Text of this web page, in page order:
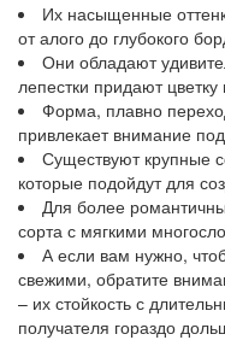
Их насыщенные
от алого до глубокого
Они обладают
лепестки придают
Форма, плавно
привлекает внимание
Существуют крупные
которые подойдут для
Для более
сорта с мягкими
А если вам нужно,
свежими, обратите
– их стойкость с
получателя гораздо